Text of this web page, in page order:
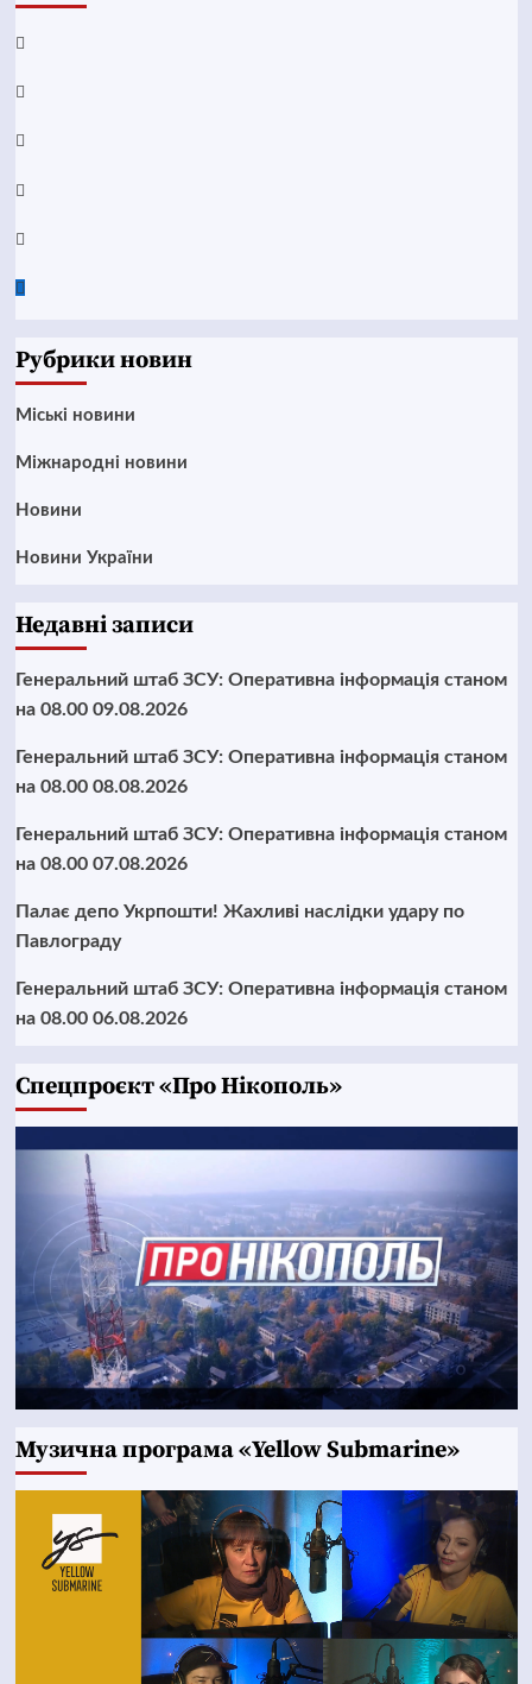
Facebook
YouTube
Telegram
Instagram
Twitter
Google
Рубрики новин
Mіські новини
Міжнародні новини
Новини
Новини України
Недавні записи
Генеральний штаб ЗСУ: Оперативна інформація станом
на 08.00 09.08.2026
Генеральний штаб ЗСУ: Оперативна інформація станом
на 08.00 08.08.2026
Генеральний штаб ЗСУ: Оперативна інформація станом
на 08.00 07.08.2026
Палає депо Укрпошти! Жахливі наслідки удару по
Павлограду
Генеральний штаб ЗСУ: Оперативна інформація станом
на 08.00 06.08.2026
Cпецпроєкт «Про Нікополь»
Музична програма «Yellow Submarine»